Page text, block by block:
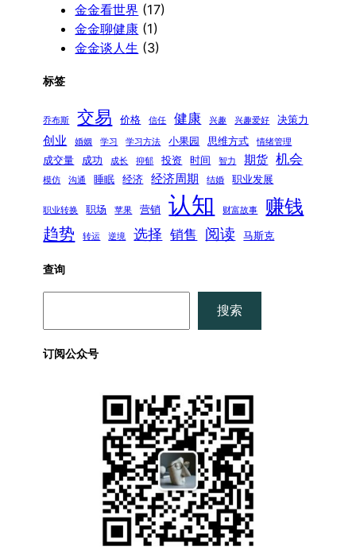
金金看世界 (17)
金金聊健康 (1)
金金谈人生 (3)
标签
乔布斯 交易 价格 信任 健康 兴趣 兴趣爱好 决策力
创业 婚姻 学习 学习方法 小果园 思维方式 情绪管理
成交量 成功 成长 抑郁 投资 时间 智力 期货 机会
模仿 沟通 睡眠 经济 经济周期 结婚 职业发展
职业转换 职场 苹果 营销 认知 财富故事 赚钱
趋势 转运 逆境 选择 销售 阅读 马斯克
查询
搜索
订阅公众号